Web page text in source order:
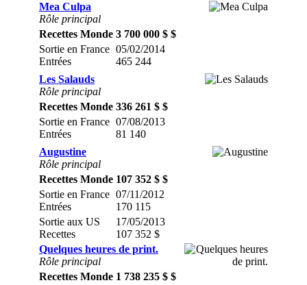
Mea Culpa
Rôle principal
Recettes Monde 3 700 000 $ $
Sortie en France
Entrées
05/02/2014
465 244
Les Salauds
Rôle principal
Recettes Monde 336 261 $ $
Sortie en France
Entrées
07/08/2013
81 140
Augustine
Rôle principal
Recettes Monde 107 352 $ $
Sortie en France
Entrées
07/11/2012
170 115
Sortie aux US
Recettes
17/05/2013
107 352 $
Quelques heures de print.
Rôle principal
Recettes Monde 1 738 235 $ $